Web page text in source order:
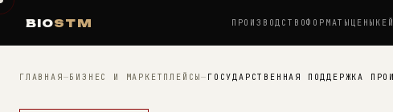
BIOSTM ПРОИЗВОДСТВОФОРМАТЫ ЦЕНЫ
ГЛАВНАЯ—БИЗНЕС И МАРКЕТПЛЕЙСЫ— ГОСУДАРСТВЕННАЯ ПОДДЕРЖКА